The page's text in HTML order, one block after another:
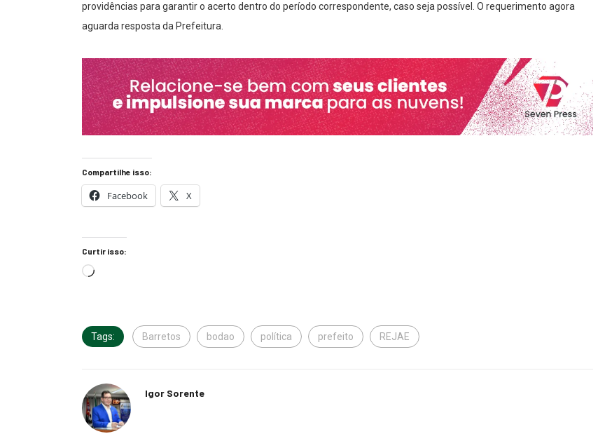
providências para garantir o acerto dentro do período correspondente, caso seja possível. O requerimento agora
aguarda resposta da Prefeitura.
Compartilhe isso:
Facebook X
Curtir isso:
Tags: Barretos bodao política prefeito REJAE
Igor Sorente